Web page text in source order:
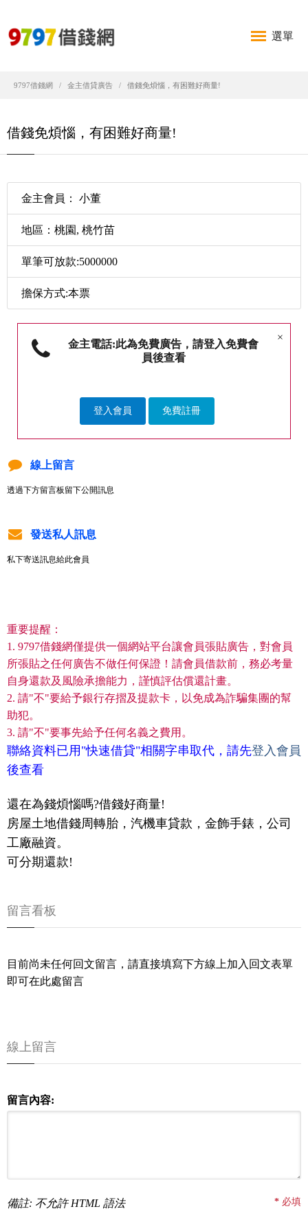
選單
9797借錢網 金主借貸廣告 借錢免煩惱，有困難好商量!
借錢免煩惱，有困難好商量!
金主會員： 小董
地區：桃園, 桃竹苗
單筆可放款:5000000
擔保方式:本票
×
金主電話:此為免費廣告，請登入免費會
員後查看
登入會員 免費註冊
線上留言
透過下方留言板留下公開訊息
發送私人訊息
私下寄送訊息給此會員
重要提醒：
1. 9797借錢網僅提供一個網站平台讓會員張貼廣告，對會員
所張貼之任何廣告不做任何保證！請會員借款前，務必考量
自身還款及風險承擔能力，謹慎評估償還計畫。
2. 請"不"要給予銀行存摺及提款卡，以免成為詐騙集團的幫
助犯。
3. 請"不"要事先給予任何名義之費用。
聯絡資料已用"快速借貸"相關字串取代，請先登入會員
後查看
還在為錢煩惱嗎?借錢好商量!
房屋土地借錢周轉胎，汽機車貸款，金飾手錶，公司
工廠融資。
可分期還款!
留言看板
目前尚未任何回文留言，請直接填寫下方線上加入回文表單
即可在此處留言
線上留言
留言內容:
備註: 不允許 HTML 語法 * 必填